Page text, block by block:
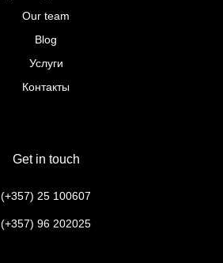
Get in touch
Our team
Blog
Услуги
Контакты
(+357) 25 100607
(+357) 96 202025